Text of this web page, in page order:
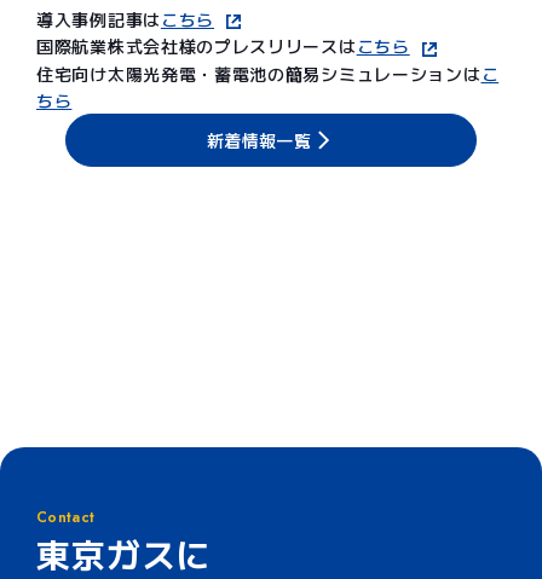
導入事例記事は こちら
国際航業株式会社様のプレスリリースは こちら
住宅向け太陽光発電・蓄電池の簡易シミュレーションは こ
ちら
新着情報一覧
Contact
東京ガスに